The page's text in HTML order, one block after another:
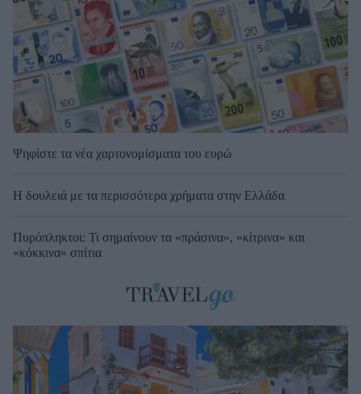
Ψηφίστε τα νέα χαρτονομίσματα του ευρώ
Η δουλειά με τα περισσότερα χρήματα στην Ελλάδα
Πυρόπληκτοι: Τι σημαίνουν τα «πράσινα», «κίτρινα» και
«κόκκινα» σπίτια